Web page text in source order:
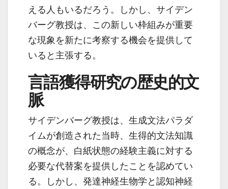
える人もいるだろう。しかし、サイデン
バーグ教授は、この新しい枠組みが重要
な現象を新たに考察する機会を提供して
いると主張する。
言語獲得研究の歴史的文
脈
サイデンバーグ教授は、生成文法パラダ
イムが創造された当時、生得的文法知識
の概念が、白紙状態の経験主義に対する
必要な代替案を提供したことを認めてい
る。しかし、発達神経生物学と認知神経